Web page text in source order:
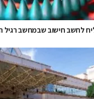
לחשב חישוב שבמחשב רגיל